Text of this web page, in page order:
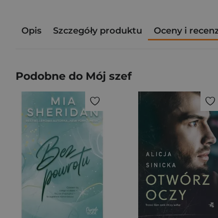
Opis Szczegóły produktu Oceny i
Podobne do Mój szef